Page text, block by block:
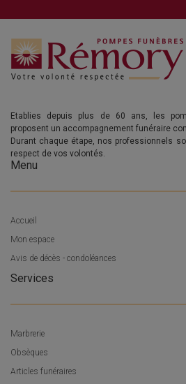
Etablies depuis plus de 60 ans, les
proposent un accompagnement funéraire
Durant chaque étape, nos professionnels
respect de vos volontés.
Menu
Accueil
Mon espace
Avis de décès - condoléances
Services
Marbrerie
Obsèques
Articles funéraires